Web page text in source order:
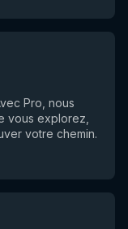
Pro, nous
vous explorez,
votre chemin.